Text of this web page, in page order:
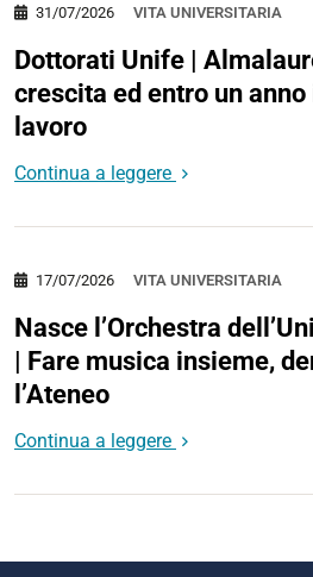
VITA UNIVERSITARIA
31/07/2026
Dottorati Unife |
crescita ed entro un anno
lavoro
Continua a leggere
VITA UNIVERSITARIA
17/07/2026
Nasce l’Orchestra
| Fare musica insieme,
l’Ateneo
Continua a leggere